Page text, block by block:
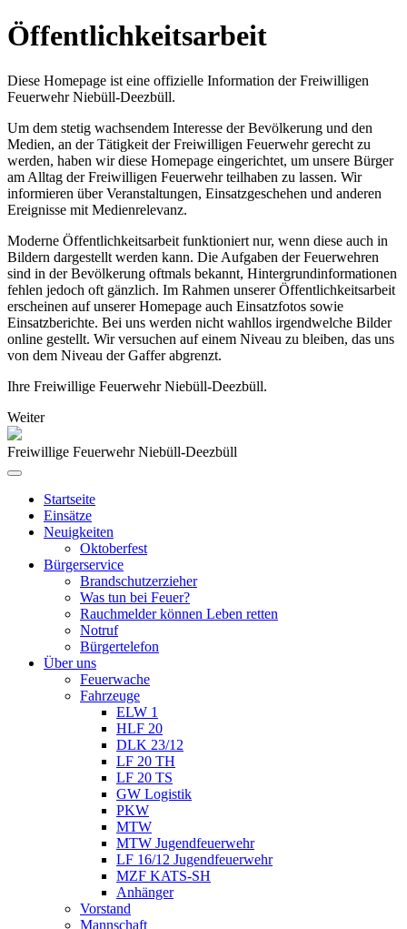
Öffentlichkeitsarbeit
Diese Homepage ist eine offizielle Information der Freiwilligen
Feuerwehr Niebüll-Deezbüll.
Um dem stetig wachsendem Interesse der Bevölkerung und den
Medien, an der Tätigkeit der Freiwilligen Feuerwehr gerecht zu
werden, haben wir diese Homepage eingerichtet, um unsere Bürger
am Alltag der Freiwilligen Feuerwehr teilhaben zu lassen. Wir
informieren über Veranstaltungen, Einsatzgeschehen und anderen
Ereignisse mit Medienrelevanz.
Moderne Öffentlichkeitsarbeit funktioniert nur, wenn diese auch in
Bildern dargestellt werden kann. Die Aufgaben der Feuerwehren
sind in der Bevölkerung oftmals bekannt, Hintergrundinformationen
fehlen jedoch oft gänzlich. Im Rahmen unserer Öffentlichkeitsarbeit
erscheinen auf unserer Homepage auch Einsatzfotos sowie
Einsatzberichte. Bei uns werden nicht wahllos irgendwelche Bilder
online gestellt. Wir versuchen auf einem Niveau zu bleiben, das uns
von dem Niveau der Gaffer abgrenzt.
Ihre Freiwillige Feuerwehr Niebüll-Deezbüll.
Weiter
Freiwillige Feuerwehr Niebüll-Deezbüll
Startseite
Einsätze
Neuigkeiten
Oktoberfest
Bürgerservice
Brandschutzerzieher
Was tun bei Feuer?
Rauchmelder können Leben retten
Notruf
Bürgertelefon
Über uns
Feuerwache
Fahrzeuge
ELW 1
HLF 20
DLK 23/12
LF 20 TH
LF 20 TS
GW Logistik
PKW
MTW
MTW Jugendfeuerwehr
LF 16/12 Jugendfeuerwehr
MZF KATS-SH
Anhänger
Vorstand
Mannschaft